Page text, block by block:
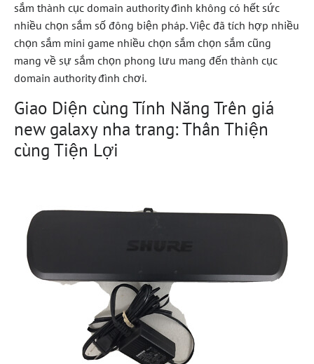
sắm thành cục domain authority đình không có hết sức
nhiều chọn sắm số đông biện pháp. Việc đã tích hợp nhiều
chọn sắm mini game nhiều chọn sắm chọn sắm cũng
mang về sự sắm chọn phong lưu mang đến thành cục
domain authority đình chơi.
Giao Diện cùng Tính Năng Trên giá
new galaxy nha trang: Thân Thiện
cùng Tiện Lợi